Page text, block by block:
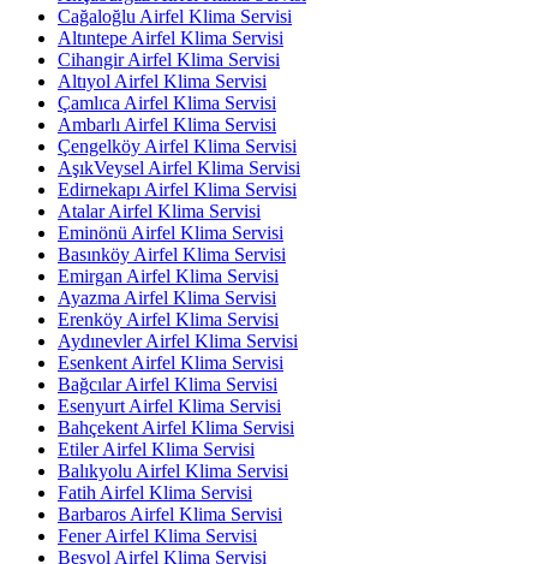
Cağaloğlu Airfel Klima Servisi
Altıntepe Airfel Klima Servisi
Cihangir Airfel Klima Servisi
Altıyol Airfel Klima Servisi
Çamlıca Airfel Klima Servisi
Ambarlı Airfel Klima Servisi
Çengelköy Airfel Klima Servisi
AşıkVeysel Airfel Klima Servisi
Edirnekapı Airfel Klima Servisi
Atalar Airfel Klima Servisi
Eminönü Airfel Klima Servisi
Basınköy Airfel Klima Servisi
Emirgan Airfel Klima Servisi
Ayazma Airfel Klima Servisi
Erenköy Airfel Klima Servisi
Aydınevler Airfel Klima Servisi
Esenkent Airfel Klima Servisi
Bağcılar Airfel Klima Servisi
Esenyurt Airfel Klima Servisi
Bahçekent Airfel Klima Servisi
Etiler Airfel Klima Servisi
Balıkyolu Airfel Klima Servisi
Fatih Airfel Klima Servisi
Barbaros Airfel Klima Servisi
Fener Airfel Klima Servisi
Beşyol Airfel Klima Servisi